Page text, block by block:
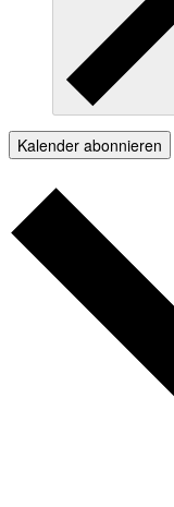
Kalender abonnieren